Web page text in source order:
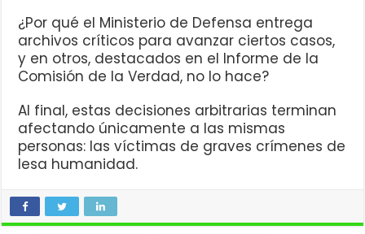
¿Por qué el Ministerio de Defensa entrega
archivos críticos para avanzar ciertos casos,
y en otros, destacados en el Informe de la
Comisión de la Verdad, no lo hace?
Al final, estas decisiones arbitrarias terminan
afectando únicamente a las mismas
personas: las víctimas de graves crímenes de
lesa humanidad.